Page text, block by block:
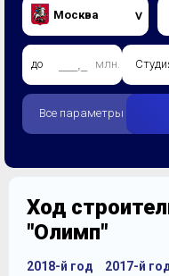
Москва
до млн.
Все параметры
Ход
"Олимп"
2018-й год 2017-й